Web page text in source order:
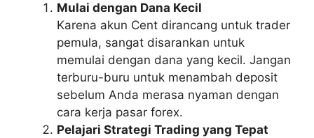
Mulai dengan Dana Kecil
Karena akun Cent dirancang untuk trader
pemula, sangat disarankan untuk
memulai dengan dana yang kecil. Jangan
terburu-buru untuk menambah deposit
sebelum Anda merasa nyaman dengan
cara kerja pasar forex.
Pelajari Strategi Trading yang Tepat